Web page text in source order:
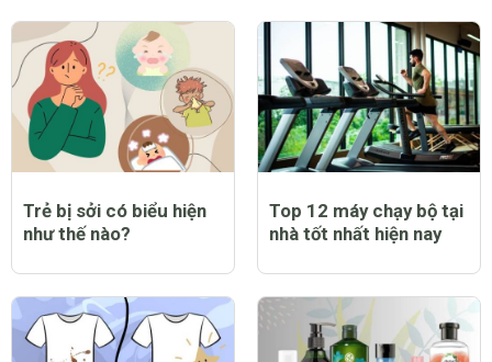
Trẻ bị sởi có biểu hiện
như thế nào?
Top 12 máy chạy bộ tại
nhà tốt nhất hiện nay